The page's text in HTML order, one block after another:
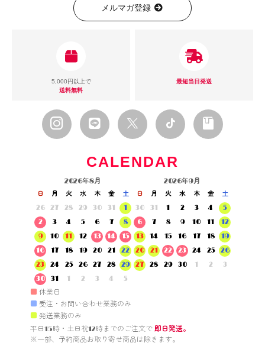
メルマガ登録
5,000円以上で
送料無料
最短当日発送
CALENDAR
2026年8月
日 月 火 水 木 金
土
26
27 28 29 30 31
1
2
3 4 5 6 7
8
9
10 11 12 13 14
15
16
17 18 19 20 21
22
23
24 25 26 27 28
29
30
31 1 2 3 4 5
2026年9月
日 月 火 水 木 金
土
30
31 1 2 3 4
5
6
7 8 9 10 11
12
13
14 15 16 17 18
19
20
21 22 23 24 25
26
27
28 29 30 1 2 3
■ 休業日
■ 受注・お問い合わせ業務のみ
■ 発送業務のみ
平日15時・土日祝12時までのご注文で 即日発送。
※一部、予約商品お取り寄せ商品は除きます。